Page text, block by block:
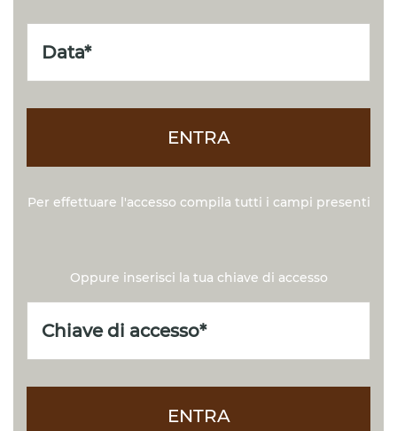
ENTRA
Per effettuare l'accesso compila tutti i campi presenti
Oppure inserisci la tua chiave di accesso
ENTRA